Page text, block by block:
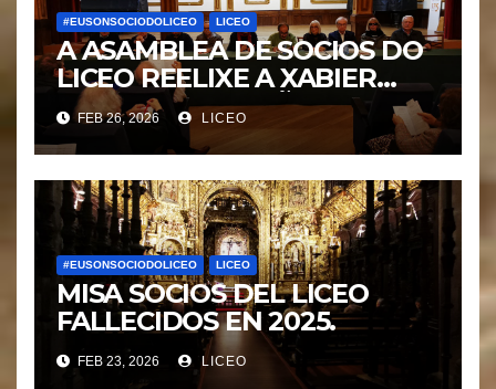
#EUSONSOCIODOLICEO LICEO
A ASAMBLEA DE SOCIOS DO
LICEO REELIXE A XABIER
CASARES MOURIÑO COMO
PRESIDENTE DA ENTIDE
LICEÍSTA.
FEB 26, 2026 LICEO
#EUSONSOCIODOLICEO LICEO
MISA SOCIOS DEL LICEO
FALLECIDOS EN 2025.
FEB 23, 2026 LICEO